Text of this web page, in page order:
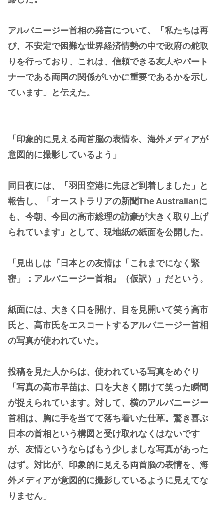
アルバニージー首相の発言について、「私たちは再
び、不安定で困難な世界経済情勢の中で政府の舵取
りを行っており、これは、信頼できる友人やパート
ナーである両国の関係がいかに重要であるかを示し
ています」と伝えた。
「印象的に見える両首脳の表情を、海外メディアが
意図的に撮影しているよう」
同日夜には、「羽田空港に先ほど到着しました」と
報告し、「オーストラリアの新聞The Australianに
も、今朝、今回の高市総理の訪豪が大きく取り上げ
られています」として、現地紙の紙面を公開した。
「見出しは『日本との友情は「これまでになく緊
密」：アルバニージー首相』（仮訳）」だという。
紙面には、大きく口を開け、目を見開いて笑う高市
氏と、高市氏をエスコートするアルバニージー首相
の写真が使われていた。
投稿を見た人からは、使われている写真をめぐり
「写真の高市早苗は、口を大きく開けて笑った瞬間
が捉えられています。対して、横のアルバニージー
首相は、胸に手を当てて落ち着いた仕草。驚き喜ぶ
日本の首相という構図と受け取れなくはないです
が、友情というならばもう少しましな写真があった
はず。対比が、印象的に見える両首脳の表情を、海
外メディアが意図的に撮影しているように見えてな
りません」